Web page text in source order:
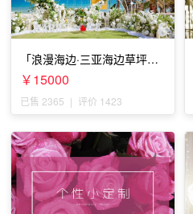
「浪漫海边·三亚海边草坪浪
漫求婚」
￥15000
已售 2365 | 评价 1423